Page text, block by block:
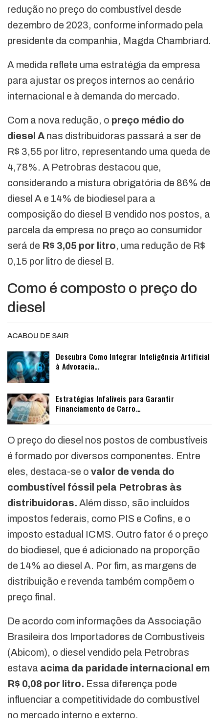
redução no preço do combustível desde
dezembro de 2023, conforme informado pela
presidente da companhia, Magda Chambriard.
A medida reflete uma estratégia da empresa
para ajustar os preços internos ao cenário
internacional e à demanda do mercado.
Com a nova redução, o preço médio do
diesel A nas distribuidoras passará a ser de
R$ 3,55 por litro, representando uma queda de
4,78%. A Petrobras destacou que,
considerando a mistura obrigatória de 86% de
diesel A e 14% de biodiesel para a
composição do diesel B vendido nos postos, a
parcela da empresa no preço ao consumidor
será de R$ 3,05 por litro, uma redução de R$
0,15 por litro de diesel B.
Como é composto o preço do
diesel
ACABOU DE SAIR
Descubra Como Integrar Inteligência Artificial
à Advocacia…
Estratégias Infalíveis para Garantir
Financiamento de Carro…
O preço do diesel nos postos de combustíveis
é formado por diversos componentes. Entre
eles, destaca-se o valor de venda do
combustível fóssil pela Petrobras às
distribuidoras. Além disso, são incluídos
impostos federais, como PIS e Cofins, e o
imposto estadual ICMS. Outro fator é o preço
do biodiesel, que é adicionado na proporção
de 14% ao diesel A. Por fim, as margens de
distribuição e revenda também compõem o
preço final.
De acordo com informações da Associação
Brasileira dos Importadores de Combustíveis
(Abicom), o diesel vendido pela Petrobras
estava acima da paridade internacional em
R$ 0,08 por litro. Essa diferença pode
influenciar a competitividade do combustível
no mercado interno e externo.